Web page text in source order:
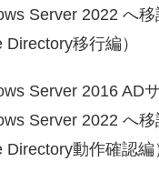
Server 2022 へ移
Directory移行編）
Server 2016 AD
Server 2022 へ移
Directory動作確認編